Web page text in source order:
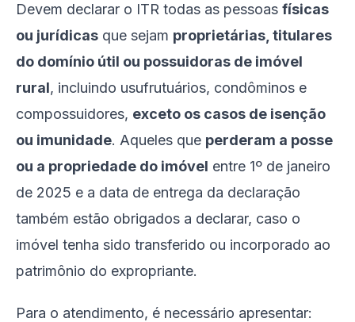
Devem declarar o ITR todas as pessoas físicas
ou jurídicas que sejam proprietárias, titulares
do domínio útil ou possuidoras de imóvel
rural, incluindo usufrutuários, condôminos e
compossuidores, exceto os casos de isenção
ou imunidade. Aqueles que perderam a posse
ou a propriedade do imóvel entre 1º de janeiro
de 2025 e a data de entrega da declaração
também estão obrigados a declarar, caso o
imóvel tenha sido transferido ou incorporado ao
patrimônio do expropriante.
Para o atendimento, é necessário apresentar: